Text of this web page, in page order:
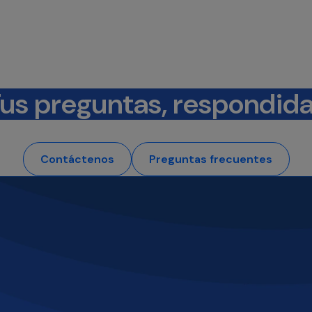
preguntas,
Contáctenos Preguntas frecuentes